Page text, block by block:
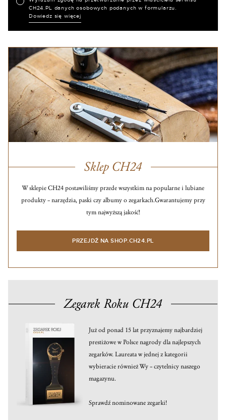
CH24.PL danych osobowych podanych w formularzu.
Dowiedz się więcej
Sklep CH24
W sklepie CH24 postawiliśmy przede wszystkim na popularne i lubiane
produkty – narzędzia, paski czy albumy o zegarkach.Gwarantujemy przy
tym najwyższą jakość!
PRZEJDŹ NA SHOP.CH24.PL
Zegarek Roku CH24
Już od ponad 15 lat przyznajemy najbardziej
prestiżowe w Polsce nagrody dla najlepszych
zegarków. Laureata w jednej z kategorii
wybieracie również Wy – czytelnicy naszego
magazynu.
Sprawdź nominowane zegarki!